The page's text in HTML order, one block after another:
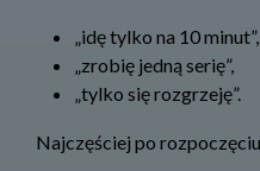
„idę tylko na 10 minut”,
„zrobię jedną serię”,
„tylko się rozgrzeję”.
Najczęściej po